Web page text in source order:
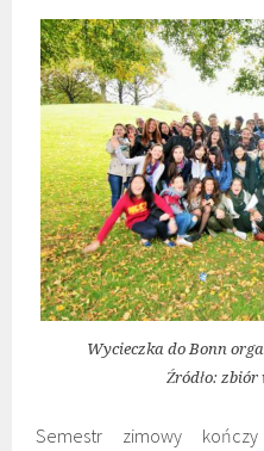
Wycieczka do Bonn
Źródło:
Semestr zimowy